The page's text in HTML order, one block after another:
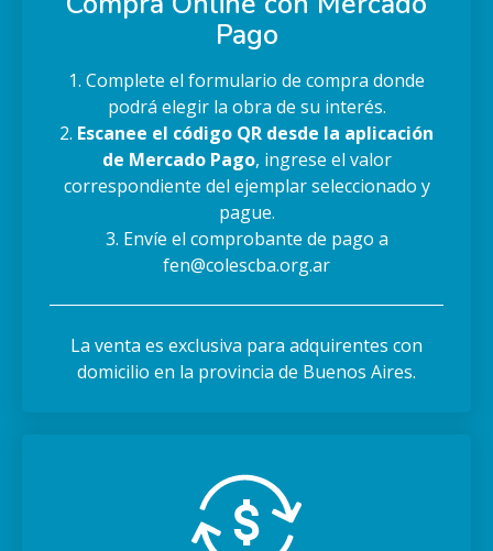
Pago
1. Complete el formulario de compra donde
podrá elegir la obra de su interés.
2. Escanee el código QR desde la aplicación
de Mercado Pago, ingrese el valor
correspondiente del ejemplar seleccionado y
pague.
3. Envíe el comprobante de pago a
fen@colescba.org.ar
La venta es exclusiva para adquirentes con
domicilio en la provincia de Buenos Aires.